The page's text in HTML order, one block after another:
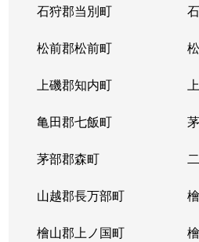
石狩郡当別町
松前郡松前町
上磯郡知内町
亀田郡七飯町
茅部郡森町
山越郡長万部町
檜山郡上ノ国町